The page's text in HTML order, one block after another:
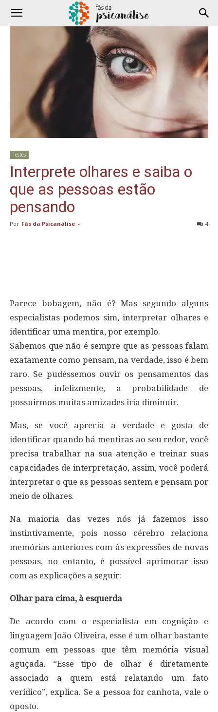
Testes
Interprete olhares e saiba o
que as pessoas estão
pensando
Por Fãs da Psicanálise - 4
Parece bobagem, não é? Mas segundo alguns
especialistas podemos sim, interpretar olhares e
identificar uma mentira, por exemplo.
Sabemos que não é sempre que as pessoas falam
exatamente como pensam, na verdade, isso é bem
raro. Se pudéssemos ouvir os pensamentos das
pessoas, infelizmente, a probabilidade de
possuirmos muitas amizades iria diminuir.
Mas, se você aprecia a verdade e gosta de
identificar quando há mentiras ao seu redor, você
precisa trabalhar na sua atenção e treinar suas
capacidades de interpretação, assim, você poderá
interpretar o que as pessoas sentem e pensam por
meio de olhares.
Na maioria das vezes nós já fazemos isso
instintivamente, pois nosso cérebro relaciona
memórias anteriores com às expressões de novas
pessoas, no entanto, é possível aprimorar isso
com as explicações a seguir:
Olhar para cima, à esquerda
De acordo com o especialista em cognição e
linguagem João Oliveira, esse é um olhar bastante
comum em pessoas que têm memória visual
aguçada. “Esse tipo de olhar é diretamente
associado a quem está relatando um fato
verídico”, explica. Se a pessoa for canhota, vale o
oposto.